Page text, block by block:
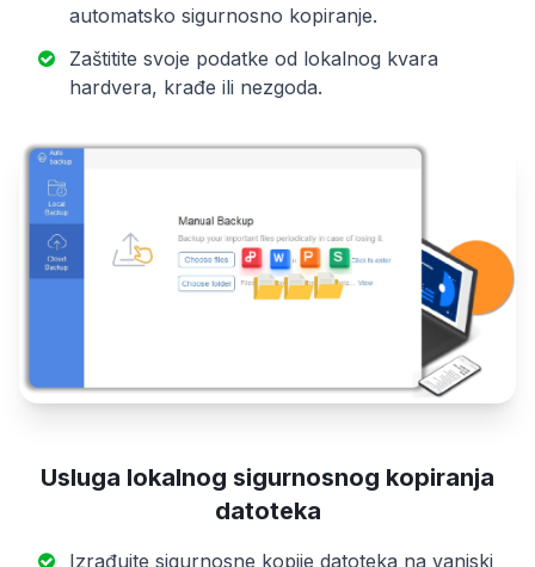
automatsko sigurnosno kopiranje.
Zaštitite svoje podatke od lokalnog kvara
hardvera, krađe ili nezgoda.
Usluga lokalnog sigurnosnog kopiranja
datoteka
Izrađujte sigurnosne kopije datoteka na vanjski